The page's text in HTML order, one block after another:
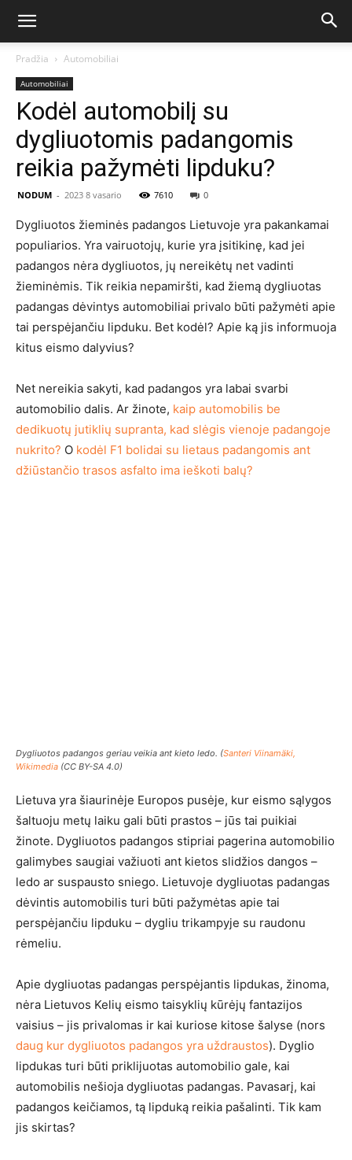
Pradžia Automobiliai
Automobiliai
Kodėl automobilį su
dygliuotomis padangomis
reikia pažymėti lipduku?
NODUM - 2023 8 vasario 7610 0
Dygliuotos žieminės padangos Lietuvoje yra pakankamai
populiarios. Yra vairuotojų, kurie yra įsitikinę, kad jei
padangos nėra dygliuotos, jų nereikėtų net vadinti
žieminėmis. Tik reikia nepamiršti, kad žiemą dygliuotas
padangas dėvintys automobiliai privalo būti pažymėti apie
tai perspėjančiu lipduku. Bet kodėl? Apie ką jis informuoja
kitus eismo dalyvius?
Net nereikia sakyti, kad padangos yra labai svarbi
automobilio dalis. Ar žinote, kaip automobilis be
dedikuotų jutiklių supranta, kad slėgis vienoje padangoje
nukrito? O kodėl F1 bolidai su lietaus padangomis ant
džiūstančio trasos asfalto ima ieškoti balų?
Dygliuotos padangos geriau veikia ant kieto ledo. (Santeri Viinamäki,
Wikimedia (CC BY-SA 4.0)
Lietuva yra šiaurinėje Europos pusėje, kur eismo sąlygos
šaltuoju metų laiku gali būti prastos – jūs tai puikiai
žinote. Dygliuotos padangos stipriai pagerina automobilio
galimybes saugiai važiuoti ant kietos slidžios dangos –
ledo ar suspausto sniego. Lietuvoje dygliuotas padangas
dėvintis automobilis turi būti pažymėtas apie tai
perspėjančiu lipduku – dygliu trikampyje su raudonu
rėmeliu.
Apie dygliuotas padangas perspėjantis lipdukas, žinoma,
nėra Lietuvos Kelių eismo taisyklių kūrėjų fantazijos
vaisius – jis privalomas ir kai kuriose kitose šalyse (nors
daug kur dygliuotos padangos yra uždraustos). Dyglio
lipdukas turi būti priklijuotas automobilio gale, kai
automobilis nešioja dygliuotas padangas. Pavasarį, kai
padangos keičiamos, tą lipduką reikia pašalinti. Tik kam
jis skirtas?